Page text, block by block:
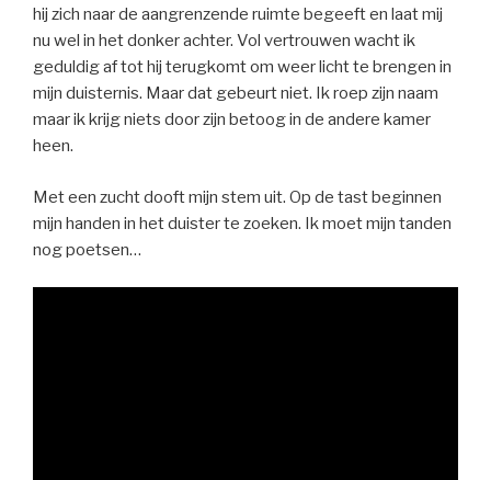
hij zich naar de aangrenzende ruimte begeeft en laat mij
nu wel in het donker achter. Vol vertrouwen wacht ik
geduldig af tot hij terugkomt om weer licht te brengen in
mijn duisternis. Maar dat gebeurt niet. Ik roep zijn naam
maar ik krijg niets door zijn betoog in de andere kamer
heen.
Met een zucht dooft mijn stem uit. Op de tast beginnen
mijn handen in het duister te zoeken. Ik moet mijn tanden
nog poetsen…